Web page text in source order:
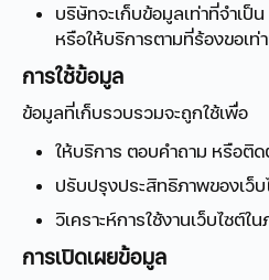
บริษัทจะเก็บข้อมูลเท่าที่จำเป็
หรือให้บริการตามที่ร้องขอเท่
การใช้ข้อมูล
ข้อมูลที่เก็บรวบรวมจะถูกใช้เพื่อ
ให้บริการ ตอบคำถาม หรือติ
ปรับปรุงประสิทธิภาพของเว็บ
วิเคราะห์การใช้งานเว็บไซต์
การเปิดเผยข้อมูล